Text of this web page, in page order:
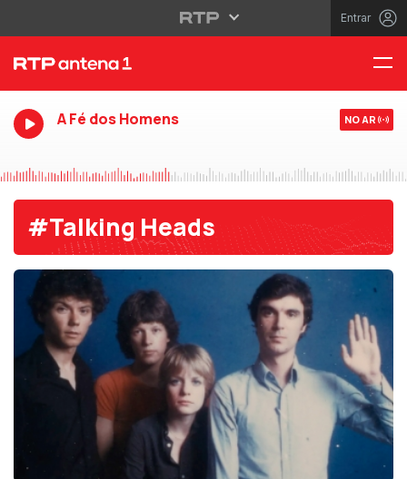
Entrar
A Fé dos Homens NO AR
#Talking Heads